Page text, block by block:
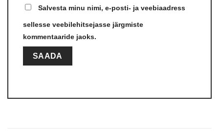
Salvesta minu nimi, e-posti- ja veebiaadress
sellesse veebilehitsejasse järgmiste
kommentaaride jaoks.